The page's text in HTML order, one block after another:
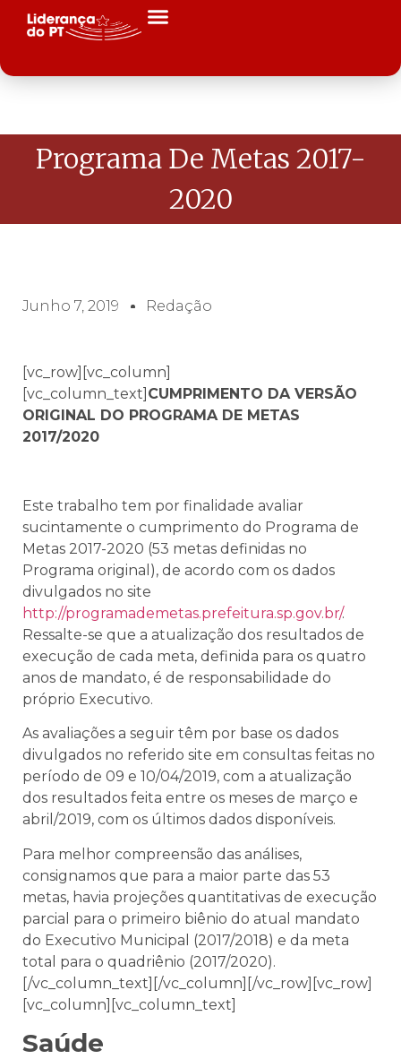
Programa De Metas 2017-
2020
Junho 7, 2019 Redação
[vc_row][vc_column]
[vc_column_text] CUMPRIMENTO DA VERSÃO
ORIGINAL DO PROGRAMA DE METAS
2017/2020
Este trabalho tem por finalidade avaliar
sucintamente o cumprimento do Programa de
Metas 2017-2020 (53 metas definidas no
Programa original), de acordo com os dados
divulgados no site
http://programademetas.prefeitura.sp.gov.br/.
Ressalte-se que a atualização dos resultados de
execução de cada meta, definida para os quatro
anos de mandato, é de responsabilidade do
próprio Executivo.
As avaliações a seguir têm por base os dados
divulgados no referido site em consultas feitas no
período de 09 e 10/04/2019, com a atualização
dos resultados feita entre os meses de março e
abril/2019, com os últimos dados disponíveis.
Para melhor compreensão das análises,
consignamos que para a maior parte das 53
metas, havia projeções quantitativas de execução
parcial para o primeiro biênio do atual mandato
do Executivo Municipal (2017/2018) e da meta
total para o quadriênio (2017/2020).
[/vc_column_text][/vc_column][/vc_row][vc_row]
[vc_column][vc_column_text]
Saúde